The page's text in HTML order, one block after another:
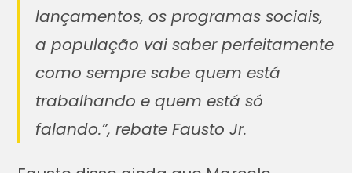
lançamentos, os programas sociais,
a população vai saber perfeitamente
como sempre sabe quem está
trabalhando e quem está só
falando.”, rebate Fausto Jr.